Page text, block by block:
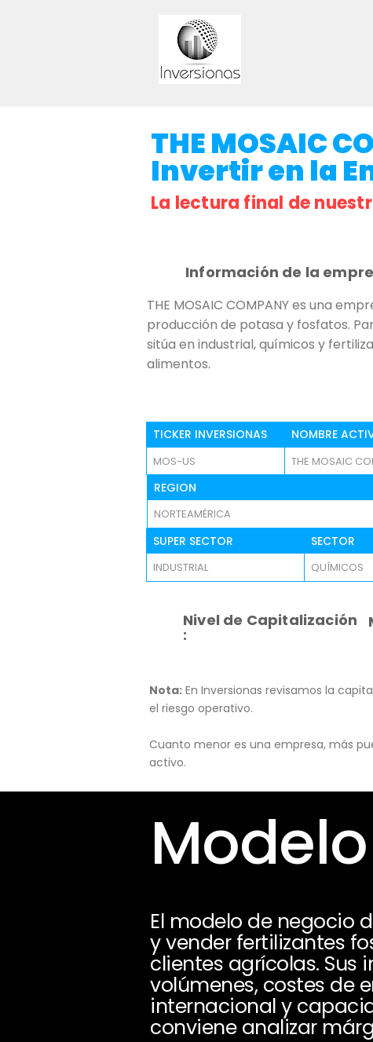
THE MOSAIC
Invertir en la
La lectura final de
Información de la
THE MOSAIC COMPANY es una
producción de potasa y fosfatos.
sitúa en industrial, químicos y
alimentos.
TICKER INVERSIONAS NOMBRE
MOS-US THE MOSAIC
REGION
NORTEAMÉRICA
SUPER SECTOR SECTOR
INDUSTRIAL QUÍMICOS
Nivel de Capitalización
:
Nota: En Inversionas revisamos la
el riesgo operativo.
Cuanto menor es una empresa, más
activo.
El modelo de negocio
y vender fertilizantes
clientes agrícolas. Sus
volúmenes, costes de
internacional y
conviene analizar